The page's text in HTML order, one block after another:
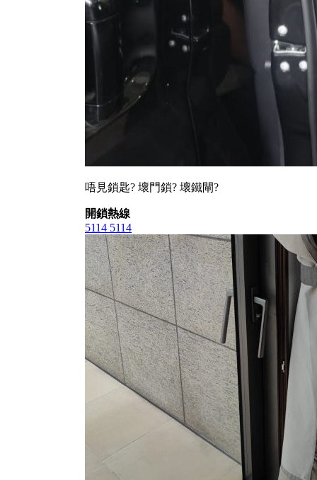
唔見鎖匙? 壞門鎖? 壞鐵閘?
開鎖熱線
5114 5114